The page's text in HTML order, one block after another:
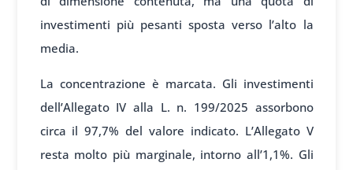
investimenti più pesanti sposta verso l’alto la
media.
La concentrazione è marcata. Gli investimenti
dell’Allegato IV alla L. n. 199/2025 assorbono
circa il 97,7% del valore indicato. L’Allegato V
resta molto più marginale, intorno all’1,1%. Gli